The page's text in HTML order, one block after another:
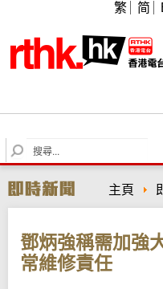
繁 简
S
e
r
c
主頁
鄧炳強稱需加強
常維修責任